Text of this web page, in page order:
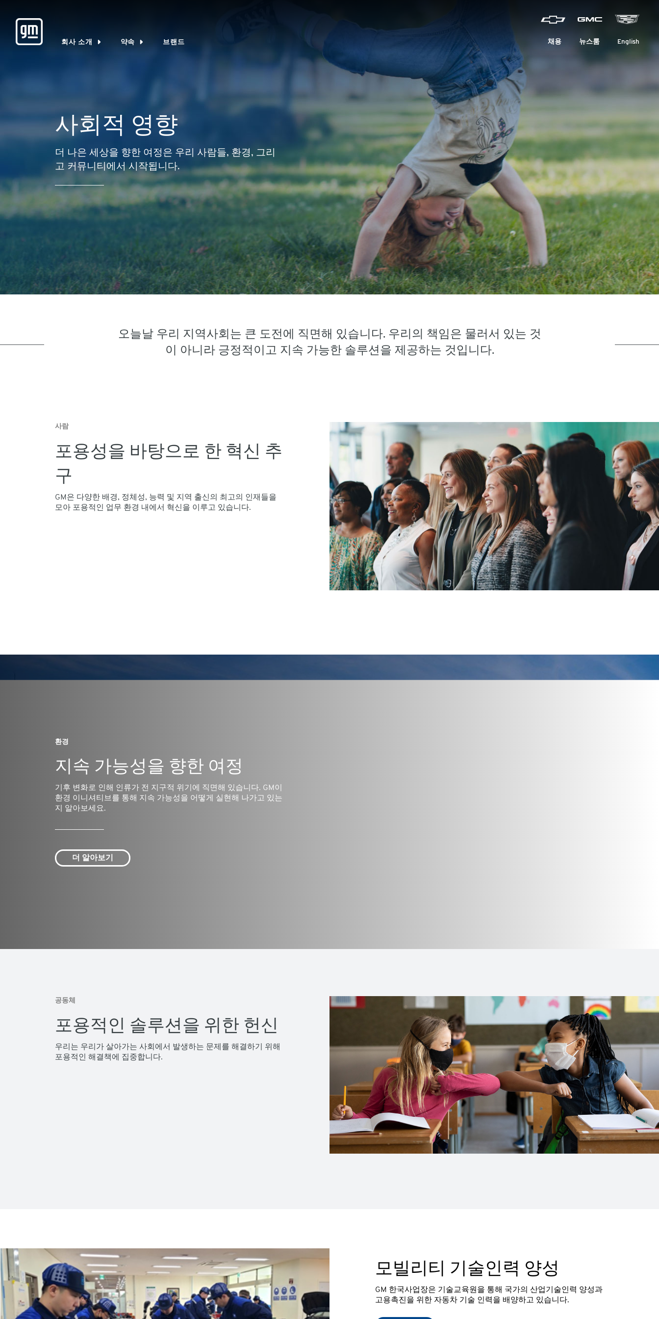
회사 소개 약속 브랜드 채용 뉴스룸 English
사회적 영향
더 나은 세상을 향한 여정은 우리 사람들, 환경, 그리
고 커뮤니티에서 시작됩니다.
오늘날 우리 지역사회는 큰 도전에 직면해 있습니다. 우리의 책임은 물러서 있는 것
이 아니라 긍정적이고 지속 가능한 솔루션을 제공하는 것입니다.
사람
포용성을 바탕으로 한 혁신 추
구
GM은 다양한 배경, 정체성, 능력 및 지역 출신의 최고의 인재들을
모아 포용적인 업무 환경 내에서 혁신을 이루고 있습니다.
환경
지속 가능성을 향한 여정
기후 변화로 인해 인류가 전 지구적 위기에 직면해 있습니다. GM이
환경 이니셔티브를 통해 지속 가능성을 어떻게 실현해 나가고 있는
지 알아보세요.
더 알아보기
공동체
포용적인 솔루션을 위한 헌신
우리는 우리가 살아가는 사회에서 발생하는 문제를 해결하기 위해
포용적인 해결책에 집중합니다.
모빌리티 기술인력 양성
GM 한국사업장은 기술교육원을 통해 국가의 산업기술인력 양성과
고용촉진을 위한 자동차 기술 인력을 배양하고 있습니다.